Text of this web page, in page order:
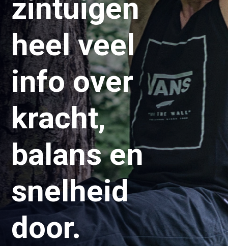
zintuigen
heel veel
info over
kracht,
balans en
snelheid
door.